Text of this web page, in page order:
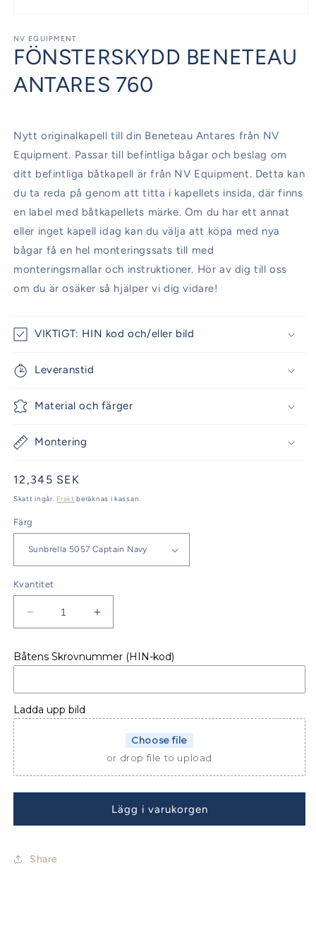
1
i
modalfönster
NV EQUIPMENT
FÖNSTERSKYDD BENETEAU
ANTARES 760
Nytt originalkapell till din Beneteau Antares från NV
Equipment. Passar till befintliga bågar och beslag om
ditt befintliga båtkapell är från NV Equipment. Detta kan
du ta reda på genom att titta i kapellets insida, där finns
en label med båtkapellets märke. Om du har ett annat
eller inget kapell idag kan du välja att köpa med nya
bågar få en hel monteringssats till med
monteringsmallar och instruktioner. Hör av dig till oss
om du är osäker så hjälper vi dig vidare!
VIKTIGT: HIN kod och/eller bild
Leveranstid
Material och färger
Montering
Ordinarie
pris
12,345 SEK
Skatt ingår. Frakt beräknas i kassan.
Färg
Kvantitet
Minska
kvantitet
FÖNSTERSKYDD
ANTARES
760
Öka
kvantitet
FÖNSTERSKYDD
ANTARES
Båtens Skrovnummer (HIN-kod)
Ladda upp bild
Choose file
or drop file to upload
Lägg i varukorgen
Share